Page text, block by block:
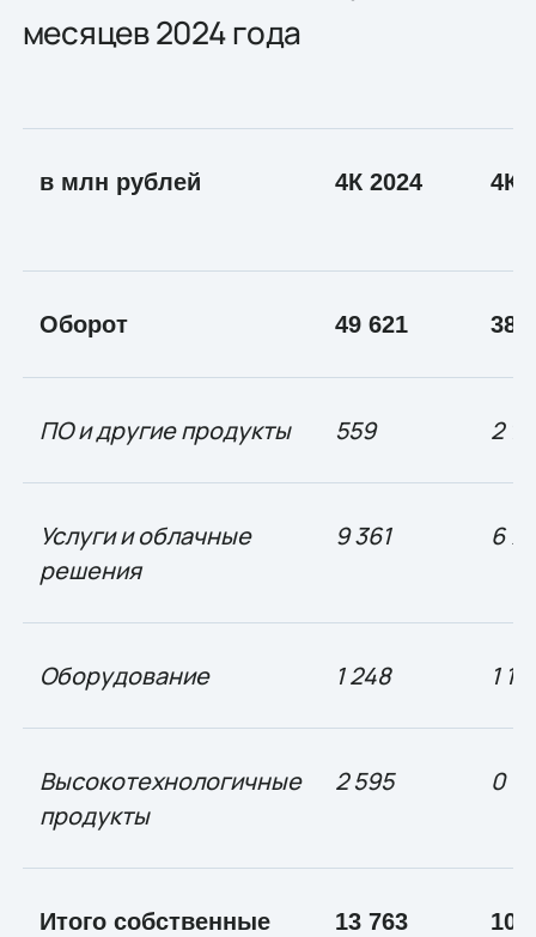
месяцев 2024 года
в млн рублей 4К 2024 4К
Оборот 49 621 38
ПО и другие продукты 559 2
Услуги и облачные
решения
9 361 6
Оборудование 1 248 1
Высокотехнологичные
продукты
2 595 0
Итого собственные
13 763 10